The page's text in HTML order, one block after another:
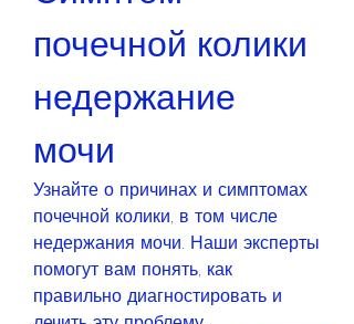
почечной колики
недержание
мочи
Узнайте о причинах и симптомах
почечной колики, в том числе
недержания мочи. Наши эксперты
помогут вам понять, как
правильно диагностировать и